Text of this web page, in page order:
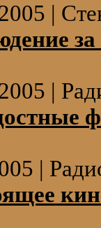
|
|
|